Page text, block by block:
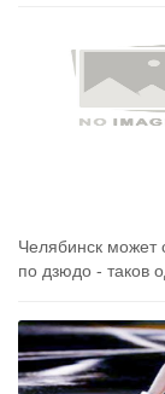
Челябинск может
по дзюдо - таков